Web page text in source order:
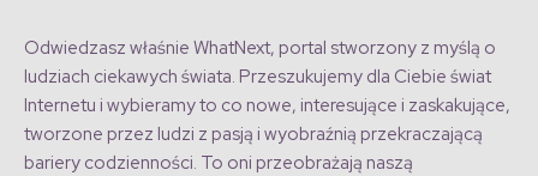
Odwiedzasz właśnie WhatNext, portal stworzony z myślą o
ludziach ciekawych świata. Przeszukujemy dla Ciebie świat
Internetu i wybieramy to co nowe, interesujące i zaskakujące,
tworzone przez ludzi z pasją i wyobraźnią przekraczającą
bariery codzienności. To oni przeobrażają naszą